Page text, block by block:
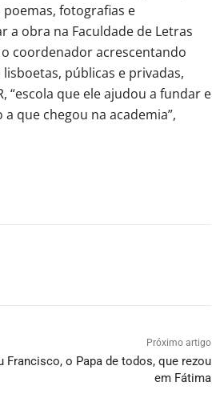
fotografias e
a obra na Faculdade de Letras
coordenador acrescentando
públicas e privadas,
“escola que ele ajudou a fundar e
que chegou na academia”,
Próximo artigo
Francisco, o Papa de todos, que rezou
em Fátima